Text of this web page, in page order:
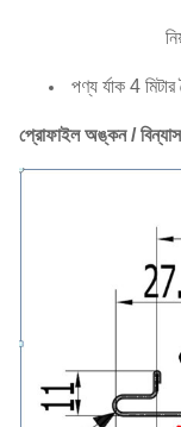
পণ্য র্যাক 4 মিটার
প্রোফাইল অঙ্কন / বিন্যাস /